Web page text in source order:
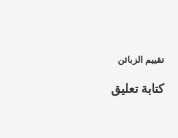
تقييم الزبائن
كتابة تعليق